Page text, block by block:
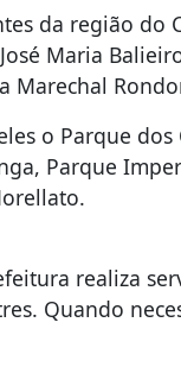
da região do
Maria
o Parque dos
Parque
realiza
Quando